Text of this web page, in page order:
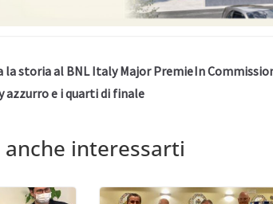
la storia al BNL Italy Major Premie
azzurro e i quarti di finale
In
interessarti